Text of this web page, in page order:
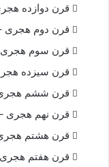
قرن دوازده هجری – ۱۰۶۷ الی
قرن دوم هجری – ۹۷ الی ۱۹۴
قرن سوم هجری – ۱۹۴ الی ۲۹۱
قرن سیزده هجری – ۱۱۶۴ الی
قرن ششم هجری – ۴۸۵ الی
قرن نهم هجری – ۷۷۶ الی ۸۷۳
قرن هشتم هجری – ۶۷۹ الی
قرن هفتم هجری ۵۸۲ الی ۶۷۹ شمسی